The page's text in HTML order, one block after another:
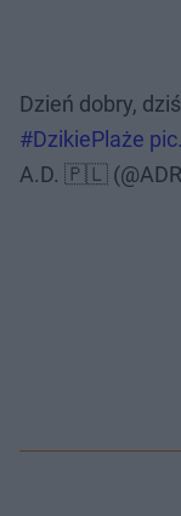
Dzień dobry,
#DzikiePlaże
A.D. 🇵🇱